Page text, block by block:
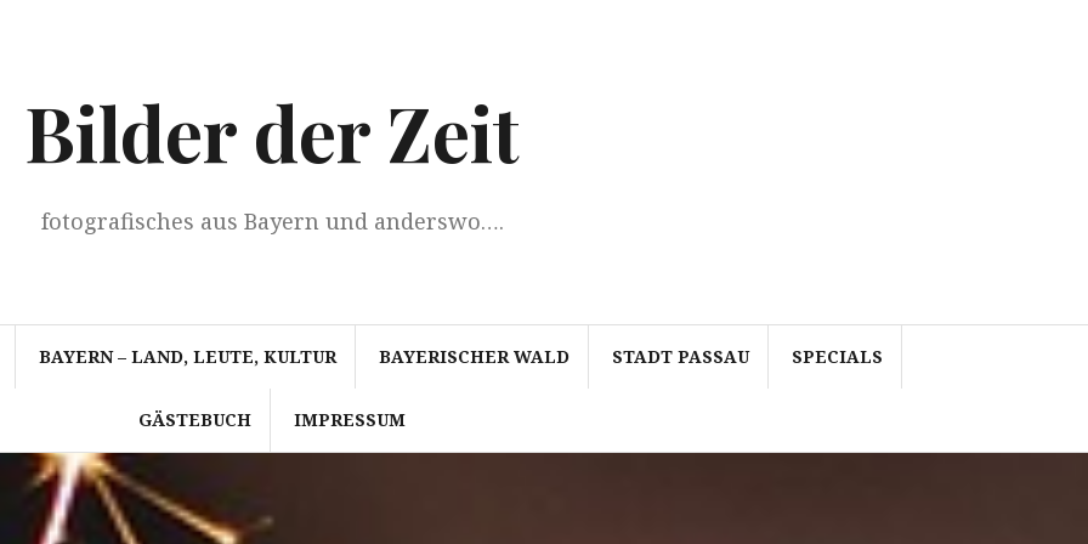
Bilder der Zeit
fotografisches aus Bayern und anderswo….
BAYERN – LAND, LEUTE, KULTUR BAYERISCHER WALD STADT PASSAU SPECIALS
GÄSTEBUCH IMPRESSUM